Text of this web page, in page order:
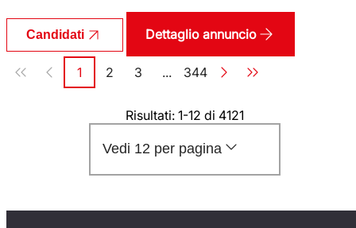
Candidati Dettaglio annuncio
Paginazione
Pagina
1 Pagina
2 Pagina
3 ... Pagina
344
Risultati: 1-12 di 4121
Vedi 12 per pagina